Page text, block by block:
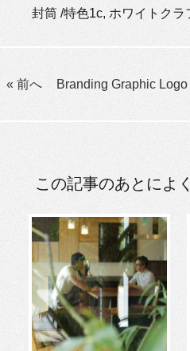
封筒 /特色1c, ホワイトクラ
« 前へ Branding Graphic Logo
この記事のあとによ